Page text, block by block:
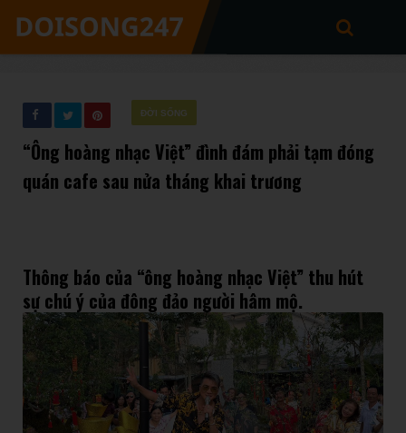
ĐỜI SỐNG
“Ông hoàng nhạc Việt” đình đám phải tạm đóng
quán cafe sau nửa tháng khai trương
Thông báo của “ông hoàng nhạc Việt” thu hút
sự chú ý của đông đảo người hâm mộ.